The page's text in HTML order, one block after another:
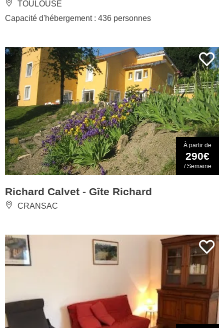
TOULOUSE
Capacité d'hébergement : 436 personnes
À partir de
290€
/ Semaine
Richard Calvet - Gîte Richard
CRANSAC